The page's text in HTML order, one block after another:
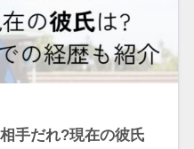
手だれ?現在の彼氏